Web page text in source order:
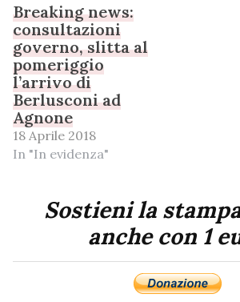
Breaking news:
consultazioni
governo, slitta al
pomeriggio
l’arrivo di
Berlusconi ad
Agnone
18 Aprile 2018
In "In evidenza"
Sostieni la
anche con 1